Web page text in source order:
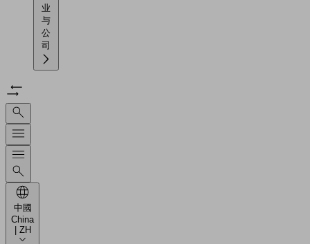
业
与
公
中國
China
| ZH